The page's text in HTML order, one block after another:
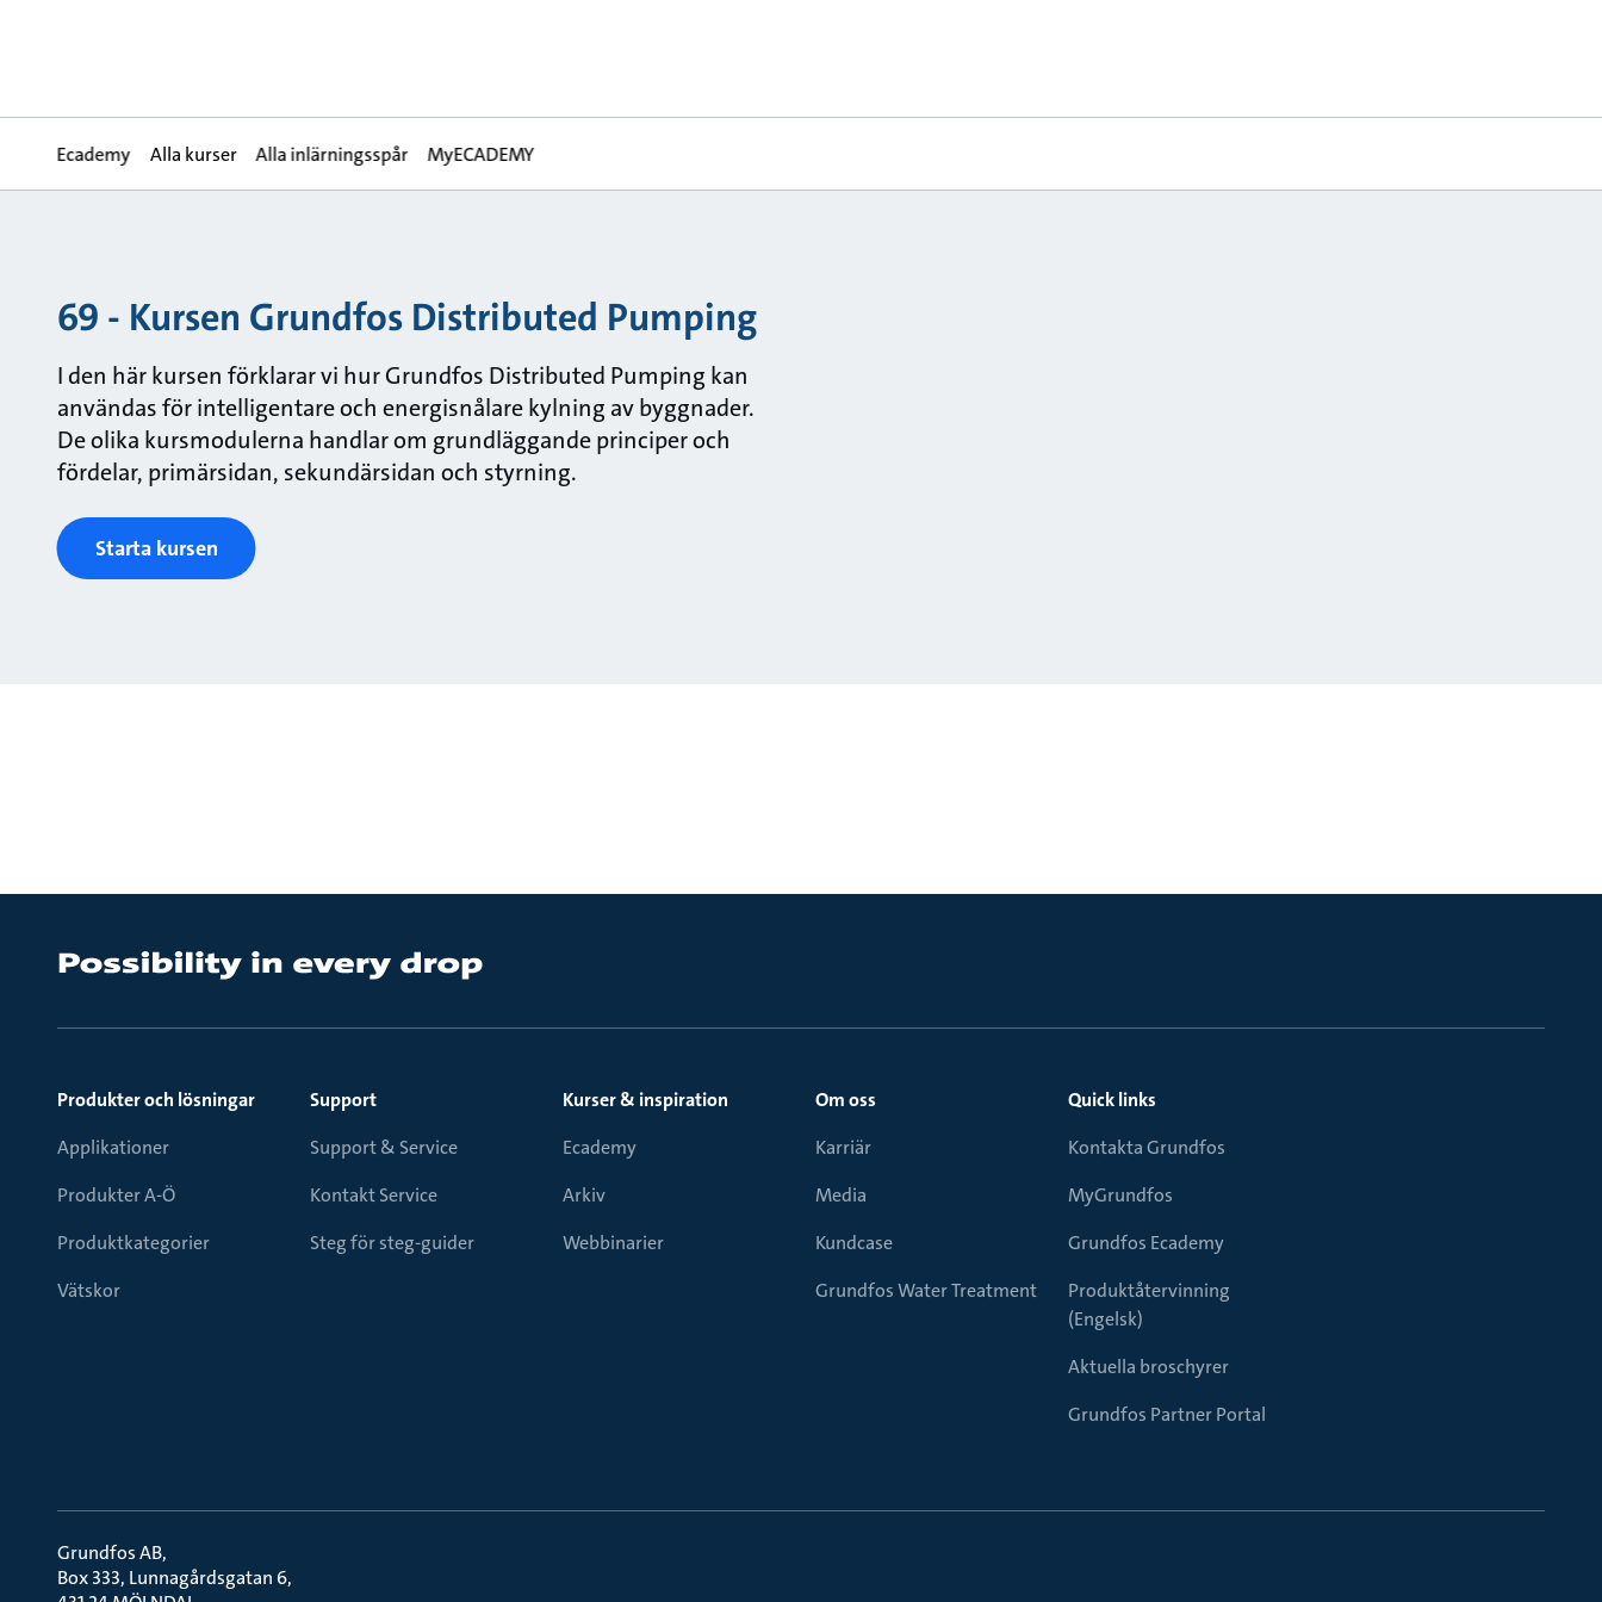
Ecademy Alla kurser Alla inlärningsspår MyECADEMY
69 - Kursen Grundfos Distributed Pumping
I den här kursen förklarar vi hur Grundfos Distributed Pumping kan
användas för intelligentare och energisnålare kylning av byggnader.
De olika kursmodulerna handlar om grundläggande principer och
fördelar, primärsidan, sekundärsidan och styrning.
Starta kursen
Produkter och lösningar
Applikationer
Produkter A-Ö
Produktkategorier
Vätskor
Support
Support & Service
Kontakt Service
Steg för steg-guider
Kurser & inspiration
Ecademy
Arkiv
Webbinarier
Om oss
Karriär
Media
Kundcase
Grundfos Water Treatment
Quick links
Kontakta Grundfos
MyGrundfos
Grundfos Ecademy
Produktåtervinning
(Engelsk)
Aktuella broschyrer
Grundfos Partner Portal
Grundfos AB
Box 333, Lunnagårdsgatan 6